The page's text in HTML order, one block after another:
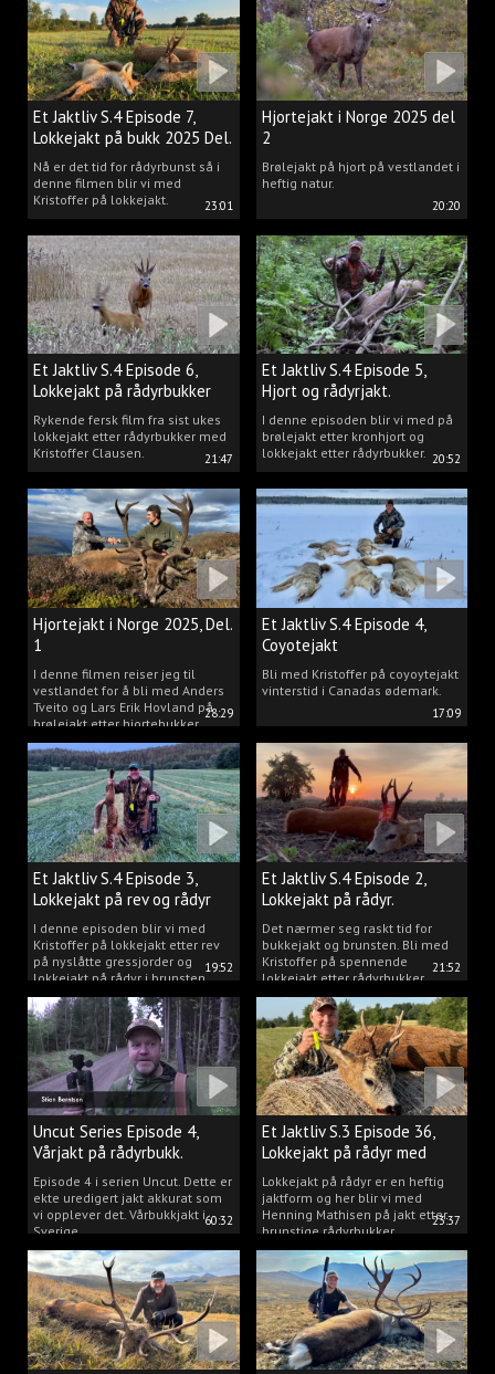
23:01
Et Jaktliv S.4 Episode 7,
Lokkejakt på bukk 2025 Del.
2
Nå er det tid for rådyrbunst så i
denne filmen blir vi med
Kristoffer på lokkejakt.
20:20
Hjortejakt i Norge 2025 del
2
Brølejakt på hjort på vestlandet i
heftig natur.
21:47
Et Jaktliv S.4 Episode 6,
Lokkejakt på rådyrbukker
2025 Del.1
Rykende fersk film fra sist ukes
lokkejakt etter rådyrbukker med
Kristoffer Clausen.
20:52
Et Jaktliv S.4 Episode 5,
Hjort og rådyrjakt.
I denne episoden blir vi med på
brølejakt etter kronhjort og
lokkejakt etter rådyrbukker.
28:29
Hjortejakt i Norge 2025, Del.
1
I denne filmen reiser jeg til
vestlandet for å bli med Anders
Tveito og Lars Erik Hovland på
brølejakt etter hjortebukker.
17:09
Et Jaktliv S.4 Episode 4,
Coyotejakt
Bli med Kristoffer på coyoytejakt
vinterstid i Canadas ødemark.
19:52
Et Jaktliv S.4 Episode 3,
Lokkejakt på rev og rådyr
2025.
I denne episoden blir vi med
Kristoffer på lokkejakt etter rev
på nyslåtte gressjorder og
lokkejakt på rådyr i brunsten.
21:52
Et Jaktliv S.4 Episode 2,
Lokkejakt på rådyr.
Det nærmer seg raskt tid for
bukkejakt og brunsten. Bli med
Kristoffer på spennende
lokkejakt etter rådyrbukker.
60:32
Uncut Series Episode 4,
Vårjakt på rådyrbukk.
Episode 4 i serien Uncut. Dette er
ekte uredigert jakt akkurat som
vi opplever det. Vårbukkjakt i
Sverige.
23:37
Et Jaktliv S.3 Episode 36,
Lokkejakt på rådyr med
Henning Mathisen
Lokkejakt på rådyr er en heftig
jaktform og her blir vi med
Henning Mathisen på jakt etter
brunstige rådyrbukker.